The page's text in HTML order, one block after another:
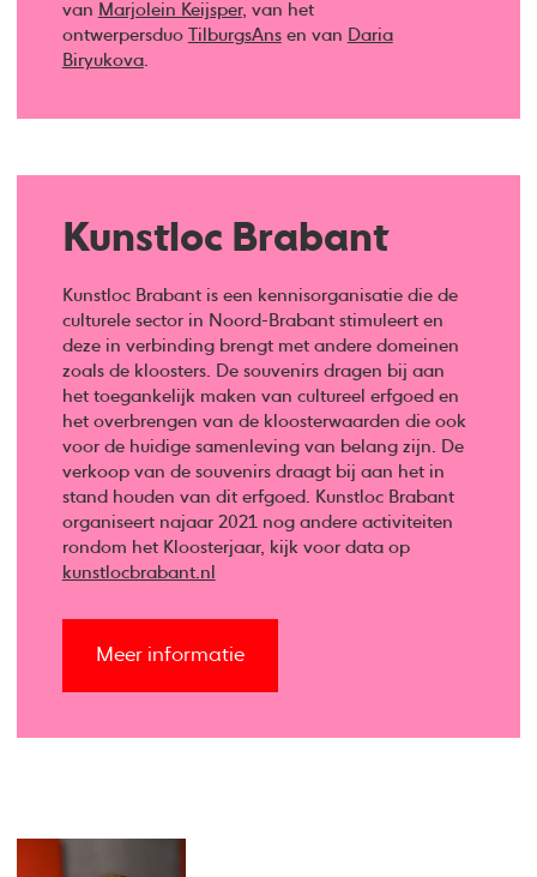
van Marjolein Keijsper, van het
ontwerpersduo
TilburgsAnsen van Daria
Biryukova.
Kunstloc Brabant
Kunstloc Brabant is een kennisorganisatie die de
culturele sector in Noord-Brabant stimuleert en
deze in verbinding brengt met andere domeinen
zoals de kloosters. De souvenirs dragen bij aan
het toegankelijk maken van cultureel erfgoed en
het overbrengen van de kloosterwaarden die ook
voor de huidige samenleving van belang zijn. De
verkoop van de souvenirs draagt bij aan het in
stand houden van dit erfgoed. Kunstloc Brabant
organiseert najaar 2021 nog andere activiteiten
rondom het Kloosterjaar, kijk voor data op
kunstlocbrabant.nl
Meer informatie